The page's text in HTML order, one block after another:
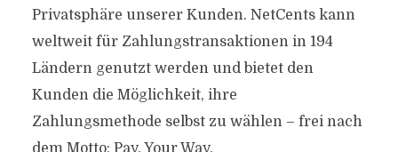
Privatsphäre unserer Kunden. NetCents kann
weltweit für Zahlungstransaktionen in 194
Ländern genutzt werden und bietet den
Kunden die Möglichkeit, ihre
Zahlungsmethode selbst zu wählen – frei nach
dem Motto: Pay. Your Way.